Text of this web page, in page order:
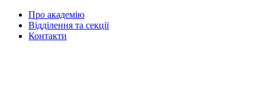
Про академію
Відділення та секції
Контакти